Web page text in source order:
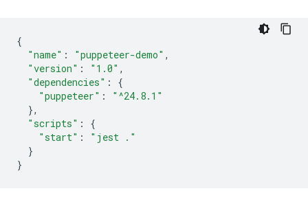
{
"name" : "puppeteer-demo" ,
"version" : "1.0" ,
"dependencies" :
{
"puppeteer" :
"^24.8.1"
},
"scripts" :
{
"start" :
"jest ."
}
}